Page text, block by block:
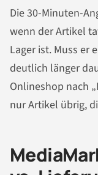
Die 30-Minuten-
wenn der Artikel
Lager ist. Muss er
deutlich länger
Onlineshop nach
nur Artikel übrig,